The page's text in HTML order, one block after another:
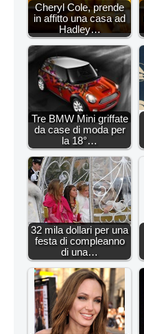
Cheryl Cole, prende
in affitto una casa ad
Hadley…
Tre BMW Mini griffate
da case di moda per
la 18°…
32 mila dollari per una
festa di compleanno
di una…